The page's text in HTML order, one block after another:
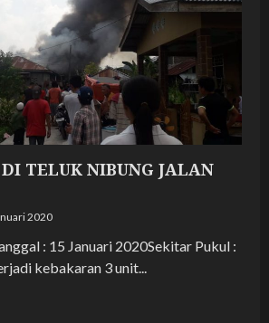
TELUK NIBUNG JALAN
2020
: 15 Januari 2020Sekitar Pukul :
kebakaran 3 unit...